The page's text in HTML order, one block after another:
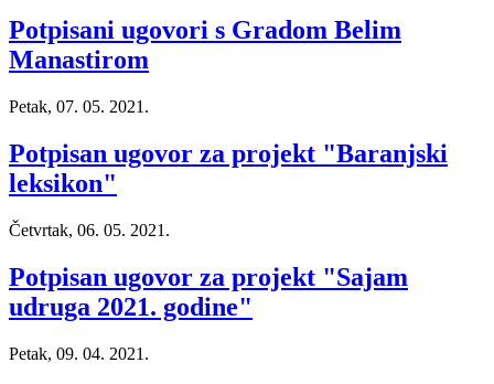
Potpisani ugovori s Gradom Belim
Manastirom
Petak, 07. 05. 2021.
Potpisan ugovor za projekt "Baranjski
leksikon"
Četvrtak, 06. 05. 2021.
Potpisan ugovor za projekt "Sajam
udruga 2021. godine"
Petak, 09. 04. 2021.